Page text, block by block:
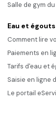
Salle de gym
Eau et égouts
Comment lire
Paiements en
Tarifs d'eau et
Saisie en ligne
Le portail